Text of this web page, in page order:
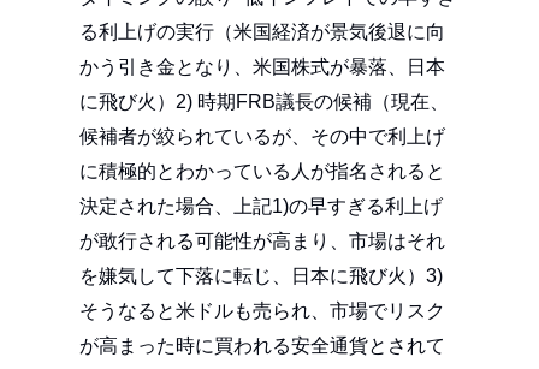
る利上げの実行（米国経済が景気後退に向
かう引き金となり、米国株式が暴落、日本
に飛び火）2) 時期FRB議長の候補（現在、
候補者が絞られているが、その中で利上げ
に積極的とわかっている人が指名されると
決定された場合、上記1)の早すぎる利上げ
が敢行される可能性が高まり、市場はそれ
を嫌気して下落に転じ、日本に飛び火）3)
そうなると米ドルも売られ、市場でリスク
が高まった時に買われる安全通貨とされて